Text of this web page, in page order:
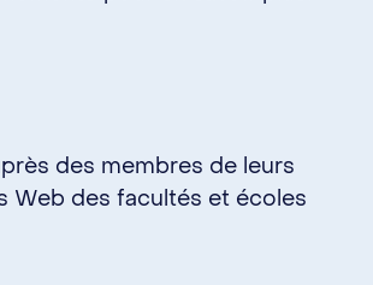
des membres de leurs
Web des facultés et écoles